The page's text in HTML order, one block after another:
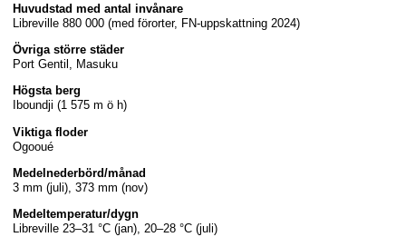
Huvudstad med antal invånare
Libreville 880 000 (med förorter, FN-uppskattning 2024)
Övriga större städer
Port Gentil, Masuku
Högsta berg
Iboundji (1 575 m ö h)
Viktiga floder
Ogooué
Medelnederbörd/månad
3 mm (juli), 373 mm (nov)
Medeltemperatur/dygn
Libreville 23–31 °C (jan), 20–28 °C (juli)